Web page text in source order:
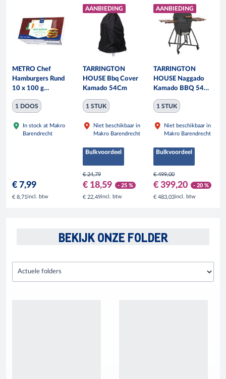
METRO Chef
Hamburgers Rund
10 x 100 g
diepvries
1 DOOS
In stock at Makro
Barendrecht
€ 7,99
€ 8,71 incl. btw
AANBIEDING
TARRINGTON
HOUSE Bbq Cover
Kamado 54Cm
1 STUK
Niet beschikbaar in
Makro Barendrecht
Bulkvoordeel
€ 24,79
€ 18,59 - 25 %
€ 22,49incl. btw
AANBIEDING
TARRINGTON
HOUSE Naggado
Kamado BBQ 54
cm mat zwart
1 STUK
Niet beschikbaar in
Makro Barendrecht
Bulkvoordeel
€ 499,00
€ 399,20 - 20 %
€ 483,03incl. btw
BEKIJK ONZE FOLDER